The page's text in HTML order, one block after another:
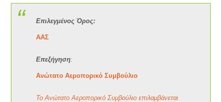
Επιλεγμένος Όρος:
ΑΑΣ
Επεξήγηση:
Ανώτατο Αεροπορικό Συμβούλιο
Το Ανώτατο Αεροπορικό Συμβούλιο επιλαμβάνεται